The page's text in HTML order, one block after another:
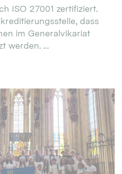
ISO 27001 zertifiziert.
dass
im Generalvikariat
werden. ...